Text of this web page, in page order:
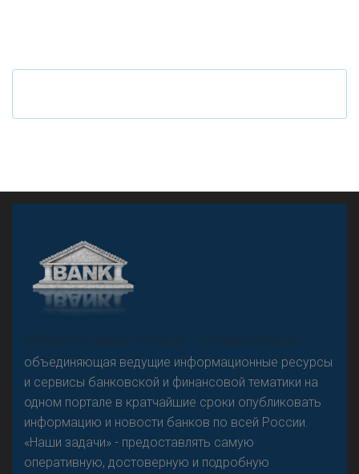
Резкого разворота на рынке автокредитов не
предвидится - «Интервью»
Что будет с наличными деньгами при цифровом
«Н
овости Банков России» – группа компаний,
объединяющая ведущие информационные ресурсы
и сервисы банковской и финансовой тематики на
одном портале в кратчайшие сроки опубликовать
информацию и новости банков по всей России.
«Наши задачи» - предоставлять самую
оперативную, достоверную и подробную